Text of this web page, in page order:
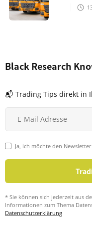
Black Research
📬 Trading Tips direkt in
Ja, ich möchte den
* Sie können sich jederzeit aus
Informationen zum Thema
Datenschutzerklärung